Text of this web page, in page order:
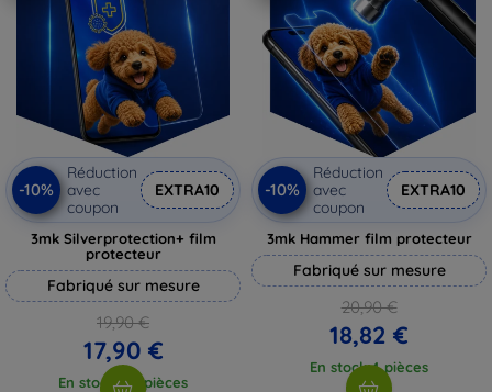
-10%
Réduction
avec
coupon
EXTRA10
3mk Silverprotection+ film
protecteur
Fabriqué sur mesure
19,90 €
17,90 €
En stock > 5 pièces
-10%
Réduction
avec
coupon
EXTRA10
3mk Hammer film protecteur
Fabriqué sur mesure
20,90 €
18,82 €
En stock 4 pièces